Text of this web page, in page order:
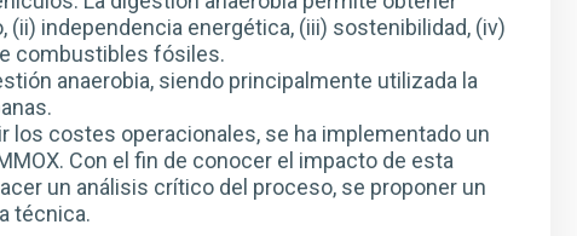
independencia energética, (iii) sostenibilidad, (iv)
combustibles fósiles.
anaerobia, siendo principalmente utilizada la
los costes operacionales, se ha implementado un
Con el fin de conocer el impacto de esta
un análisis crítico del proceso, se proponer un
técnica.